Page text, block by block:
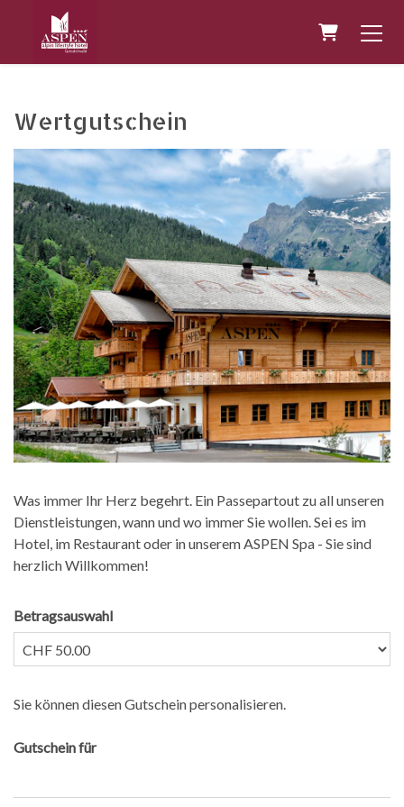
Wertgutschein
Was immer Ihr Herz begehrt. Ein Passepartout zu all unseren
Dienstleistungen, wann und wo immer Sie wollen. Sei es im
Hotel, im Restaurant oder in unserem ASPEN Spa - Sie sind
herzlich Willkommen!
Betragsauswahl
Sie können diesen Gutschein personalisieren.
Gutschein für